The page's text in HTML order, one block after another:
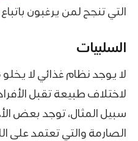
التي تنجح لمن يرغبون
السلبيات
لا يوجد نظام غذائي لا
لاختلاف طبيعة تقبل
سبيل المثال، توجد بعض
الصارمة والتي تعتمد على